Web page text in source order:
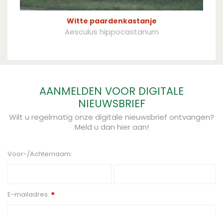
Witte paardenkastanje
Aesculus hippocastanum
AANMELDEN VOOR DIGITALE
NIEUWSBRIEF
Wilt u regelmatig onze digitale nieuwsbrief ontvangen?
Meld u dan hier aan!
Voor-/Achternaam:
E-mailadres: *